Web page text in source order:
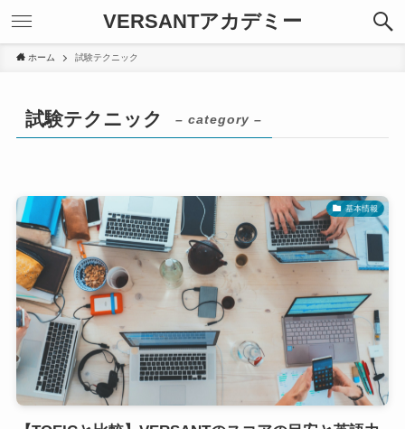
VERSANTアカデミー
ホーム 試験テクニック
試験テクニック – category –
基本情報